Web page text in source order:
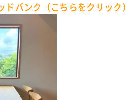
ドバンク（こちらをクリック）